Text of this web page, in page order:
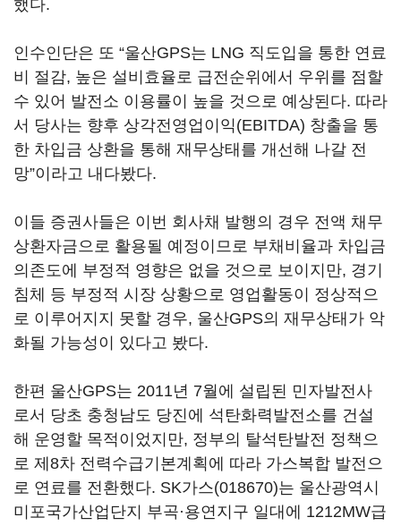
했다.
인수인단은 또 “울산GPS는 LNG 직도입을 통한 연료
비 절감, 높은 설비효율로 급전순위에서 우위를 점할
수 있어 발전소 이용률이 높을 것으로 예상된다. 따라
서 당사는 향후 상각전영업이익(EBITDA) 창출을 통
한 차입금 상환을 통해 재무상태를 개선해 나갈 전
망”이라고 내다봤다.
이들 증권사들은 이번 회사채 발행의 경우 전액 채무
상환자금으로 활용될 예정이므로 부채비율과 차입금
의존도에 부정적 영향은 없을 것으로 보이지만, 경기
침체 등 부정적 시장 상황으로 영업활동이 정상적으
로 이루어지지 못할 경우, 울산GPS의 재무상태가 악
화될 가능성이 있다고 봤다.
한편 울산GPS는 2011년 7월에 설립된 민자발전사
로서 당초 충청남도 당진에 석탄화력발전소를 건설
해 운영할 목적이었지만, 정부의 탈석탄발전 정책으
로 제8차 전력수급기본계획에 따라 가스복합 발전으
로 연료를 전환했다. SK가스(018670)는 울산광역시
미포국가산업단지 부곡·용연지구 일대에 1212MW급